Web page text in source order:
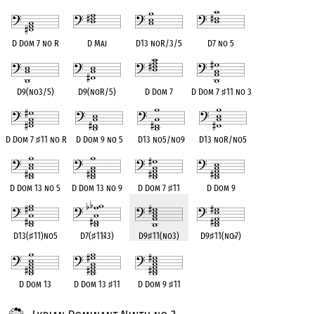
D Dom 7 no R D Maj D13 noR/3/5 D7 no 5
D9(no3/5) D9(noR/5) D Dom 7 D Dom 7♯11 no 3
D Dom 7 ♯11 no R D Dom 9 no 5 D13 no5/no9 D13 noR/no5
D Dom 13 no 5 D Dom 13 no 9 D Dom 7♯11 D Dom 9
D13(♯11)no5 D7(♯11♭13) D9♯11(no3) D9♯11(no♭7)
D Dom 13 D Dom 13♯11 D Dom 9 ♯11